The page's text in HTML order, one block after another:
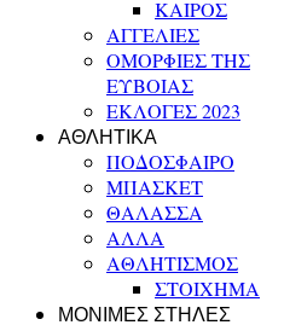
ΚΑΙΡΟΣ
ΑΓΓΕΛΙΕΣ
ΟΜΟΡΦΙΕΣ ΤΗΣ
ΕΥΒΟΙΑΣ
ΕΚΛΟΓΕΣ 2023
ΑΘΛΗΤΙΚΑ
ΠΟΔΟΣΦΑΙΡΟ
ΜΠΑΣΚΕΤ
ΘΑΛΑΣΣΑ
ΑΛΛΑ
ΑΘΛΗΤΙΣΜΟΣ
ΣΤΟΙΧΗΜΑ
ΜΟΝΙΜΕΣ ΣΤΗΛΕΣ